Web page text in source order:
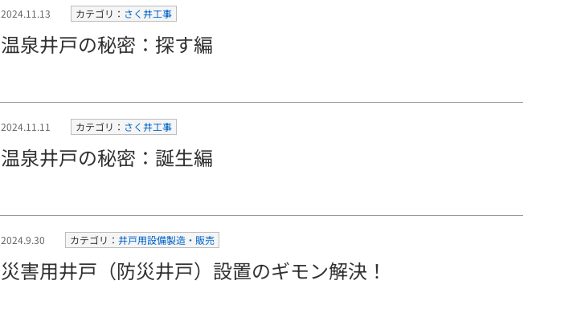
2024.11.13 カテゴリ： さく井工事
温泉井戸の秘密：探す編
2024.11.11 カテゴリ： さく井工事
温泉井戸の秘密：誕生編
2024.9.30 カテゴリ： 井戸用設備製造・販売
災害用井戸（防災井戸）設置のギモン解決！